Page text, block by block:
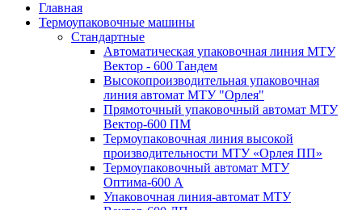
Главная
Термоупаковочные машины
Стандартные
Автоматическая упаковочная линия МТУ
Вектор - 600 Тандем
Высокопроизводительная упаковочная
линия автомат МТУ "Орлея"
Прямоточный упаковочный автомат МТУ
Вектор-600 ПМ
Термоупаковочная линия высокой
производительности МТУ «Орлея ПП»
Термоупаковочный автомат МТУ
Оптима-600 А
Упаковочная линия-автомат МТУ